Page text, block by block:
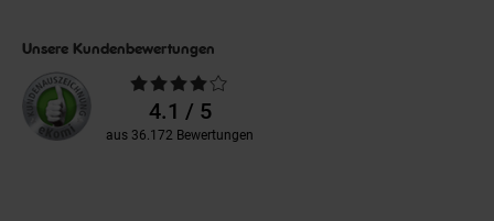
Unsere Kundenbewertungen
Durchschnittliche
Bewertungen4.1 / 5
aus 36.172 Bewertungen